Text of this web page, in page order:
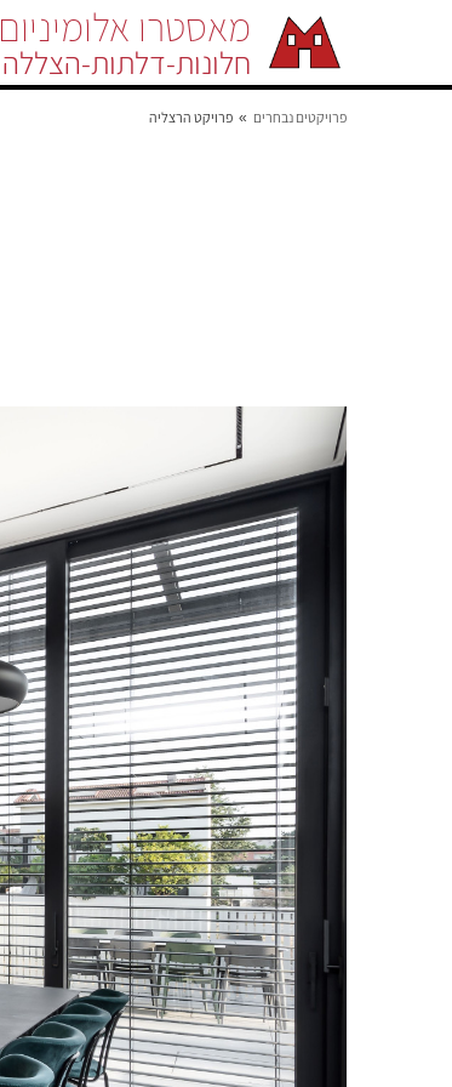
מאסטרו אלומיניום
חלונות-דלתות-הצללה
פרויקטים נבחרים » פרויקט הרצליה